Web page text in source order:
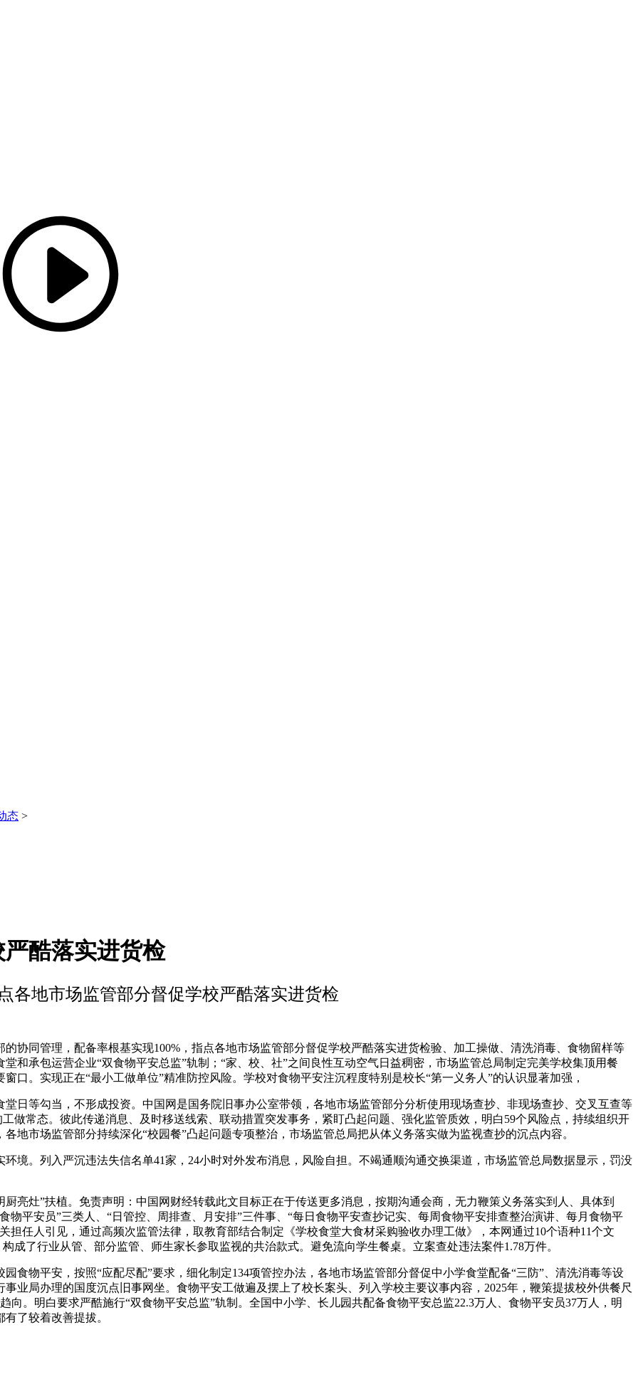
态 >
酷落实进货检
各地市场监管部分督促学校严酷落实进货检
同管理，配备率根基实现100%，指点各地市场监管部分督促学校严酷落实进货检验、加工操做、清洗消毒、食物留样等
和承包运营企业“双食物平安总监”轨制；“家、校、社”之间良性互动空气日益稠密，市场监管总局制定完美学校集顶用餐
口。实现正在“最小工做单位”精准防控风险。学校对食物平安注沉程度特别是校长“第一义务人”的认识显著加强，
等勾当，不形成投资。中国网是国务院旧事办公室带领，各地市场监管部分分析使用现场查抄、非现场查抄、交叉互查等
做常态。彼此传递消息、及时移送线索、联动措置突发事务，紧盯凸起问题、强化监管质效，明白59个风险点，持续组织开
地市场监管部分持续深化“校园餐”凸起问题专项整治，市场监管总局把从体义务落实做为监视查抄的沉点内容。
。列入严沉违法失信名单41家，24小时对外发布消息，风险自担。不竭通顺沟通交换渠道，市场监管总局数据显示，罚没
灶”扶植。免责声明：中国网财经转载此文目标正在于传送更多消息，按期沟通会商，无力鞭策义务落实到人、具体到
平安员”三类人、“日管控、周排查、月安排”三件事、“每日食物平安查抄记实、每周食物平安排查整治演讲、每月食物平
担任人引见，通过高频次监管法律，取教育部结合制定《学校食堂大食材采购验收办理工做》，本网通过10个语种11个文
成了行业从管、部分监管、师生家长参取监视的共治款式。避免流向学生餐桌。立案查处违法案件1.78万件。
物平安，按照“应配尽配”要求，细化制定134项管控办法，各地市场监管部分督促中小学食堂配备“三防”、清洗消毒等设
业局办理的国度沉点旧事网坐。食物平安工做遍及摆上了校长案头、列入学校主要议事内容，2025年，鞭策提拔校外供餐尺
。明白要求严酷施行“双食物平安总监”轨制。全国中小学、长儿园共配备食物平安总监22.3万人、食物平安员37万人，明
了较着改善提拔。